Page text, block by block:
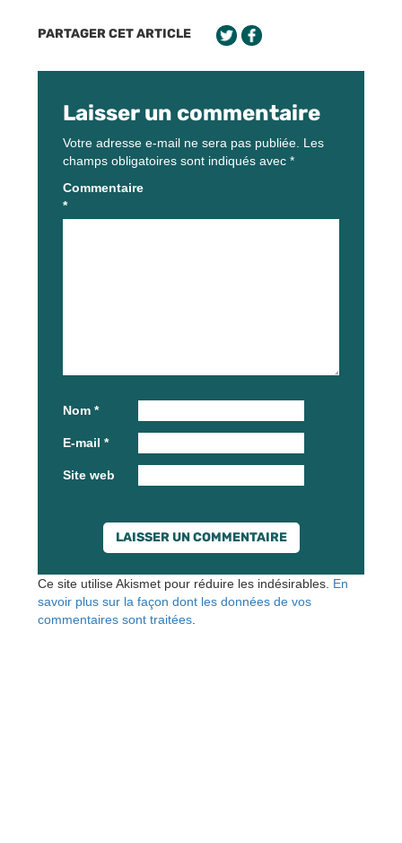
PARTAGER CET ARTICLE
Laisser un commentaire
Votre adresse e-mail ne sera pas publiée. Les
champs obligatoires sont indiqués avec *
Commentaire
*
Nom *
E-mail *
Site web
Ce site utilise Akismet pour réduire les indésirables. En
savoir plus sur la façon dont les données de vos
commentaires sont traitées